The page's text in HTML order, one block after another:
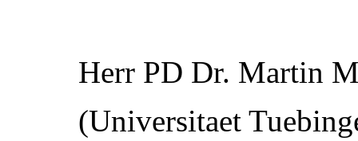
Herr PD Dr. Martin
(Universitaet